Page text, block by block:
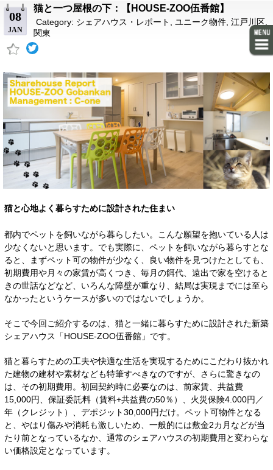
08
JAN
猫と一つ屋根の下：【HOUSE-ZOO伍番館】
Category: シェアハウス・レポート ユニーク物件 江戸川区
関東
猫と心地よく暮らすために設計された住まい
都内でペットを飼いながら暮らしたい。こんな願望を抱いている人は
少なくないと思います。でも実際に、ペットを飼いながら暮らすとな
ると、まずペット可の物件が少なく、良い物件を見つけたとしても、
初期費用や月々の家賃が高くつき、毎月の餌代、遠出で家を空けると
きの世話などなど、いろんな障壁が重なり、結局は実現までには至ら
なかったというケースが多いのではないでしょうか。
そこで今回ご紹介するのは、猫と一緒に暮らすために設計された新築
シェアハウス「HOUSE-ZOO伍番館」です。
猫と暮らすための工夫や快適な生活を実現するためにこだわり抜かれ
た建物の建材や素材なども特筆すべきなのですが、さらに驚きなの
は、その初期費用。初回契約時に必要なのは、前家賃、共益費
15,000円、保証委託料（賃料+共益費の50％）、火災保険4.000円／
年（クレジット）、デポジット30,000円だけ。ペット可物件となる
と、やはり傷みや消耗も激しいため、一般的には敷金2カ月などが当
たり前となっているなか、通常のシェアハウスの初期費用と変わらな
い価格設定となっています。